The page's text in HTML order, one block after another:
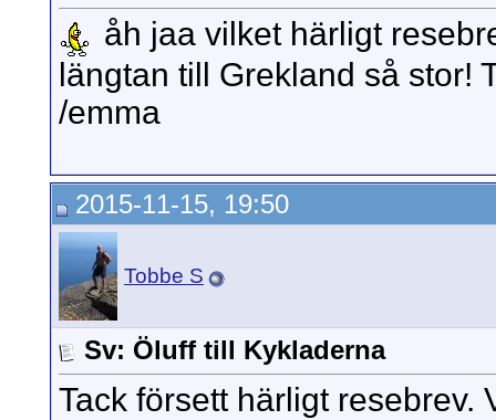
åh jaa vilket härligt
längtan till Grekland så stor!
/emma
2015-11-15, 19:50
Tobbe S
Sv: Öluff till Kykladerna
Tack försett härligt resebrev.